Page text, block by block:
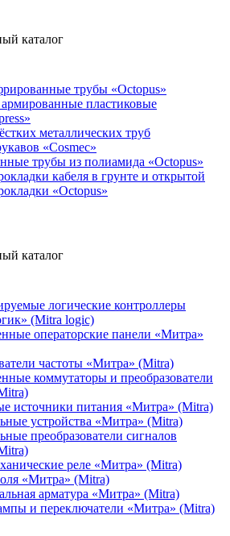
каталог
трубы «Octopus»
пластиковые
металлических труб
«Cosmec»
трубы из полиамида «Octopus»
кабеля в грунте и открытой
«Octopus»
каталог
логические контроллеры
(Mitra logic)
операторские панели «Митра»
частоты «Митра» (Mitra)
коммутаторы и преобразователи
источники питания «Митра» (Mitra)
устройства «Митра» (Mitra)
преобразователи сигналов
реле «Митра» (Mitra)
«Митра» (Mitra)
арматура «Митра» (Mitra)
и переключатели «Митра» (Mitra)